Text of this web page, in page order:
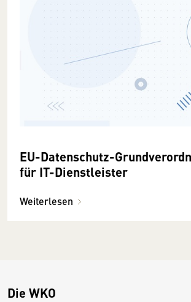
EU-Datenschutz-
für IT-Dienstleister
Weiterlesen
Die WKO